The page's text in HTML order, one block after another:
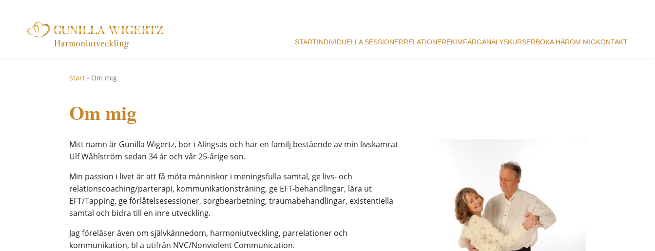
STARTINDIVIDUELLA SESSIONERRELATIONEREKIMFÄRGANALYSKURSERBOKA HÄROM MIGKONTAKT
Start - Om mig
Om mig
Mitt namn är Gunilla Wigertz, bor i Alingsås och har en familj bestående av min livskamrat
Ulf Wåhlström sedan 34 år och vår 25-årige son.
Min passion i livet är att få möta människor i meningsfulla samtal, ge livs- och
relationscoaching/parterapi, kommunikationsträning, ge EFT-behandlingar, lära ut
EFT/Tapping, ge förlåtelsesessioner, sorgbearbetning, traumabehandlingar, existentiella
samtal och bidra till en inre utveckling.
Jag föreläser även om självkännedom, harmoniutveckling, parrelationer och
kommunikation, bl a utifrån NVC/Nonviolent Communication.